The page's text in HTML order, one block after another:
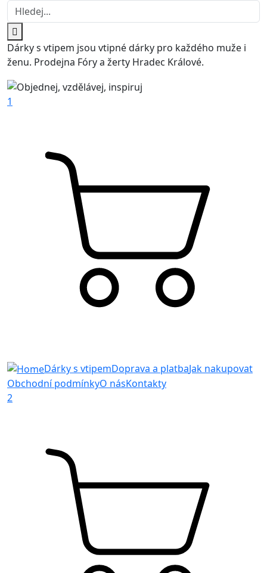
Dárky s vtipem jsou vtipné dárky pro každého muže i
ženu. Prodejna Fóry a žerty Hradec Králové.
1
Dárky s vtipemDoprava a platbaJak nakupovat
Obchodní podmínkyO násKontakty
2